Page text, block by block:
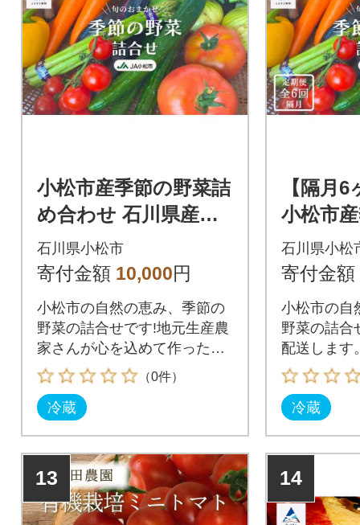
小松市産季節の野菜詰
め合わせ 石川県産の
美味しい野菜 JA小松
石川県小松市
寄付金額 10,000円
小松市の自然の恵み、季節の
野菜の詰合せです!地元生産農
家さんが心を込めて作った新
鮮野菜を、JA小松市の目利き
スタッフが、詰め込んで愛情
込めて送ります。
（0件）
冷蔵
【隔月
小松市
め合わ
松 野菜
石川県小松
寄付金額
小松市の自
野菜の詰合
配送します
冷蔵
13 14